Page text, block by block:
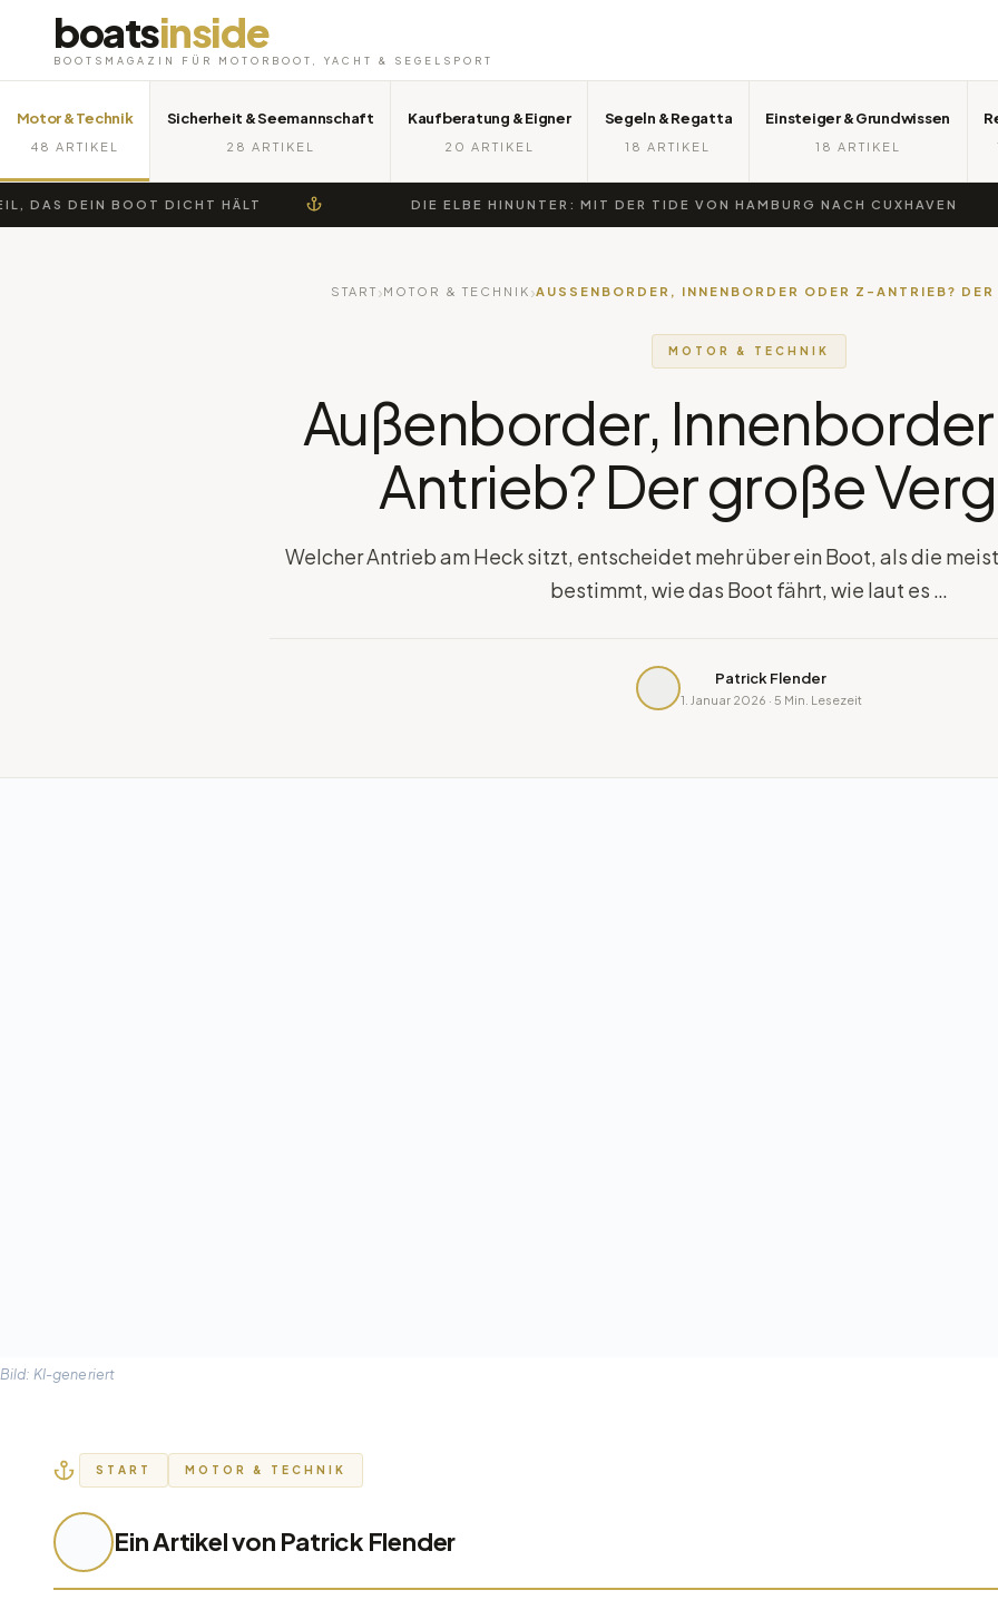
boatsinside
BOOTSMAGAZIN FÜR MOTORBOOT, YACHT & SEGELSPORT
Motor & Technik
48 ARTIKEL
Sicherheit & Seemannschaft
28 ARTIKEL
Kaufberatung & Eigner
20 ARTIKEL
Segeln & Regatta
18 ARTIKEL
Einsteiger & Grundwissen
18 ARTIKEL
BOOT DICHT HÄLT DIE ELBE HINUNTER: MIT DER TIDE VON HAMBURG NACH CUXHAVEN
START ›MOTOR & TECHNIK ›AUSSENBORDER, INNENBORDER ODER Z-ANTRIEB? DER
MOTOR & TECHNIK
Außenborder,
Antrieb? Der große
Welcher Antrieb am Heck sitzt, entscheidet mehr über ein Boot, als die
bestimmt, wie das Boot fährt, wie laut es …
Patrick Flender
1. Januar 2026 · 5 Min. Lesezeit
Bild: KI-generiert
START MOTOR & TECHNIK
Ein Artikel von Patrick Flender